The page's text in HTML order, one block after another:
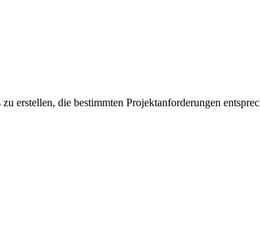
erstellen, die bestimmten Projektanforderungen